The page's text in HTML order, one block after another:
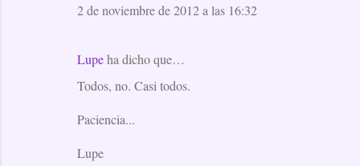
2 de noviembre de 2012 a las 16:32
Lupeha dicho que…
Todos, no. Casi todos.
Paciencia...
Lupe